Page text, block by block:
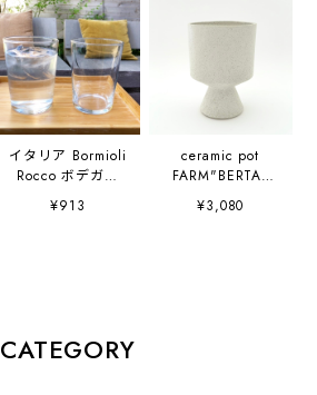
イタリア Bormioli
Rocco ボデガ
510cc
¥913
ceramic pot
FARM"BERTA"
White 鉢カバー
¥3,080
CATEGORY